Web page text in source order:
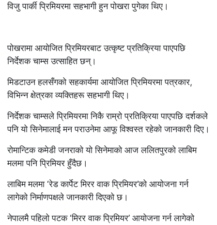
विजु पार्की प्रिमियरमा सहभागी हुन पोखरा पुगेका थिए।
पोखरामा आयोजित प्रिमियरबाट उत्कृष्ट प्रतिक्रिया पाएपछि
निर्देशक चाम्स उत्साहित छन्।
मिडटाउन हलसँगको सहकार्यमा आयोजित प्रिमियरमा पत्रकार,
विभिन्न क्षेत्रका व्यक्तिहरू सहभागी थिए।
निर्देशक चाम्सले प्रिमियरमा निकै राम्रो प्रतिक्रिया पाएपछि दर्शकले
पनि यो सिनेमालाई मन पराउनेमा आफू विश्वस्त रहेको जानकारी दिए।
रोमान्टिक कमेडी जनराको यो सिनेमाको आज ललितपुरको लाबिम
मलमा पनि प्रिमियर हुँदैछ।
लाबिम मलमा ‘रेड कार्पेट मिरर वाक प्रिमियर’को आयोजना गर्न
लागेको निर्माणपक्षले जानकारी दिएको छ।
नेपालमै पहिलो पटक ‘मिरर वाक प्रिमियर’ आयोजना गर्न लागेको